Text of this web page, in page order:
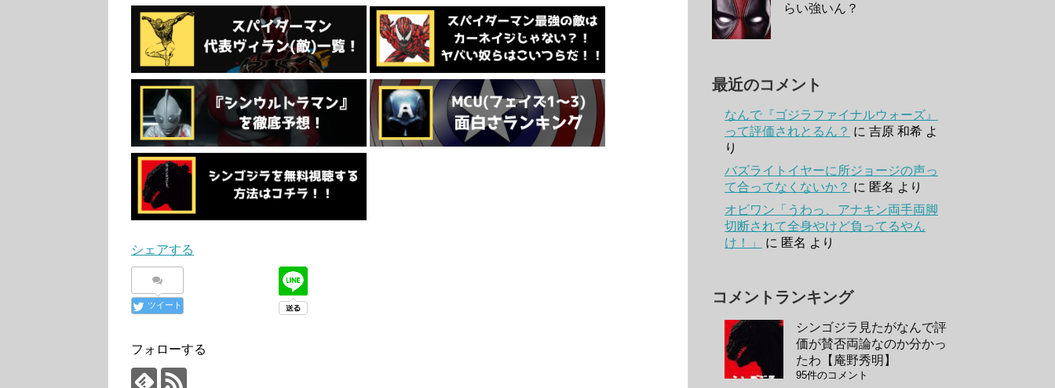
シェアする
ツイート
フォローする
らい強いん？
最近のコメント
なんで『ゴジラファイナルウォーズ』
って評価されとるん？ に 吉原 和希 よ
り
バズライトイヤーに所ジョージの声っ
て合ってなくないか？ に 匿名 より
オビワン「うわっ、アナキン両手両脚
切断されて全身やけど負ってるやん
け！」
に 匿名 より
コメントランキング
シンゴジラ見たがなんで評
価が賛否両論なのか分かっ
たわ【庵野秀明】
95件のコメント